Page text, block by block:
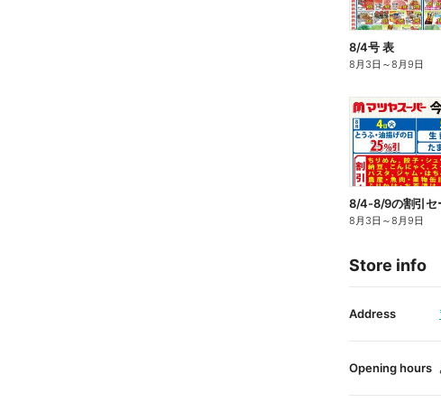
8/4号 表
8月3日 ～8月9日
8/4-8/9の割引セ
8月3日 ～8月9日
Store info
Address
Opening hours